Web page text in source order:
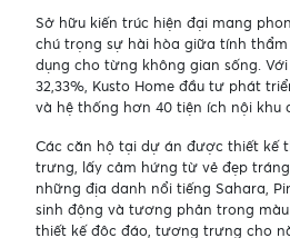
Sở hữu kiến trúc hiện đại mang
chú trọng sự hài hòa giữa tính
dụng cho từng không gian sống.
32,33%, Kusto Home đầu tư phát
và hệ thống hơn 40 tiện ích nội khu
Các căn hộ tại dự án được thiết kế
trưng, lấy cảm hứng từ vẻ đẹp
những địa danh nổi tiếng Sahara,
sinh động và tương phản trong
thiết kế độc đáo, tượng trưng cho